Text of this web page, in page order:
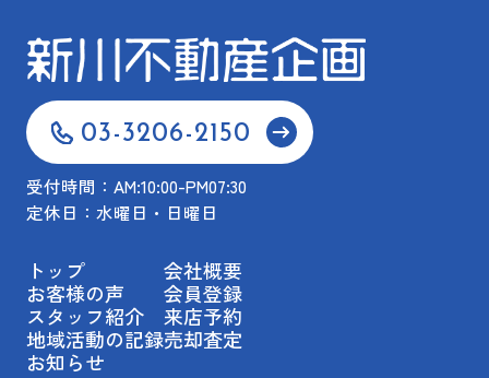
03-3206-2150
受付時間：AM:10:00-PM07:30
定休日：水曜日・日曜日
トップ
お客様の声
スタッフ紹介
地域活動の記録
お知らせ
会社概要
会員登録
来店予約
売却査定